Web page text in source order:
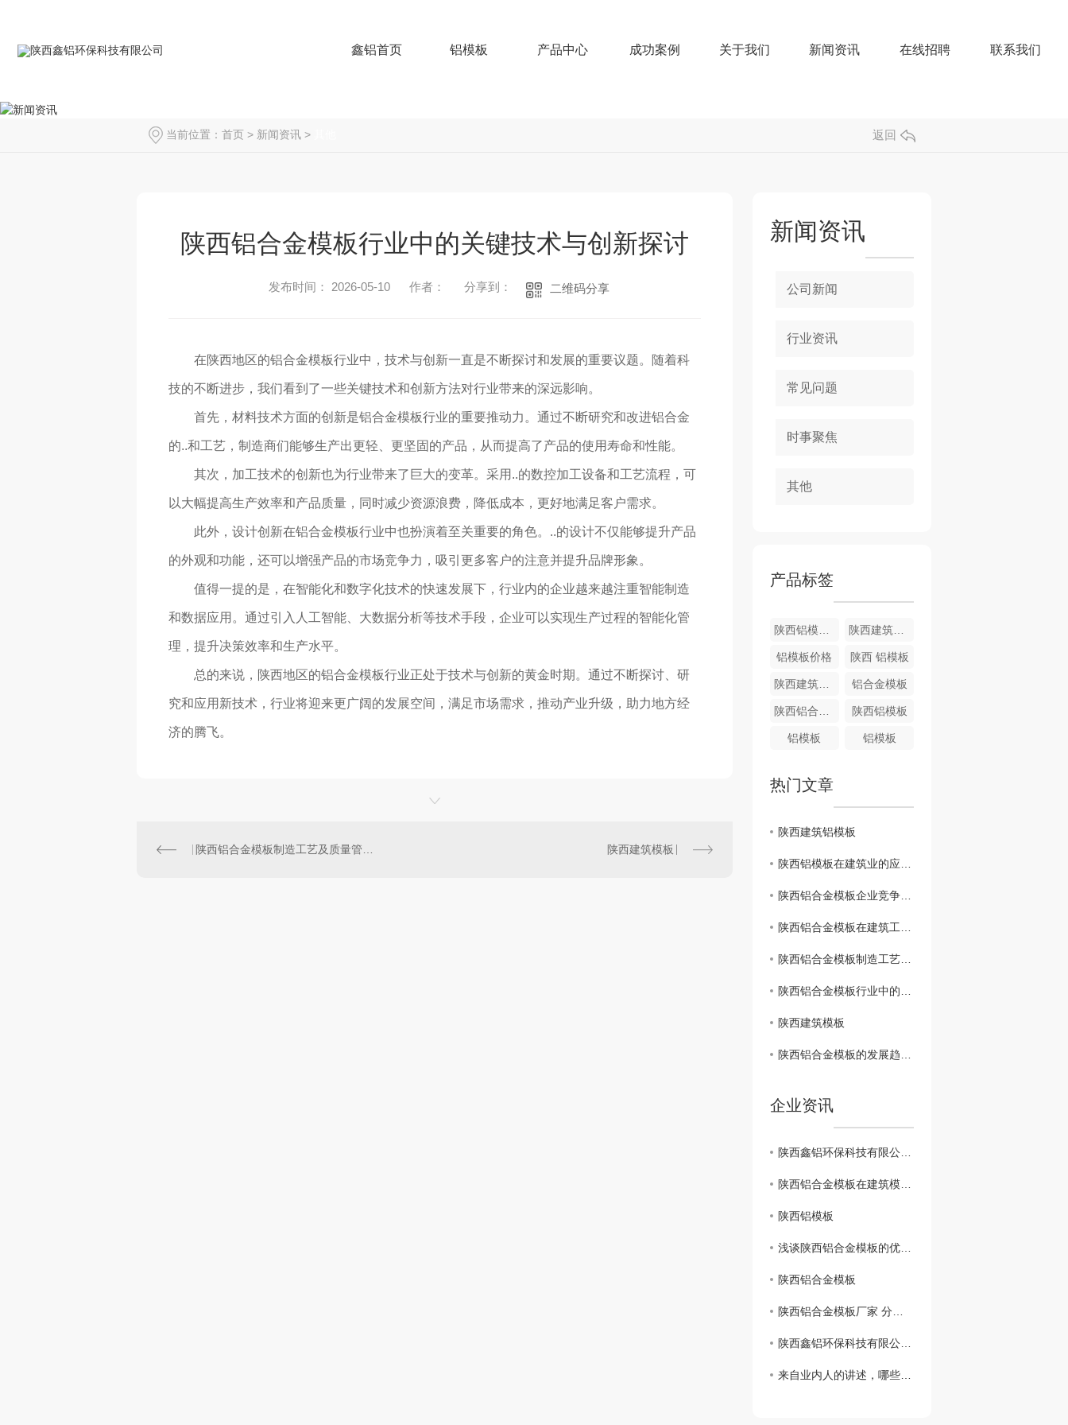
鑫铝首页 铝模板 产品中心 成功案例 关于我们 新闻资讯 在线招聘 联系我们
当前位置： 首页 > 新闻资讯 > 返回
陕西铝合金模板行业中的关键技术与创新探讨
发布时间： 2026-05-10 作者： 分享到： 二维码分享
在陕西地区的铝合金模板行业中，技术与创新一直是不断探讨和发展的重要议题。随着科
技的不断进步，我们看到了一些关键技术和创新方法对行业带来的深远影响。
首先，材料技术方面的创新是铝合金模板行业的重要推动力。通过不断研究和改进铝合金
的..和工艺，制造商们能够生产出更轻、更坚固的产品，从而提高了产品的使用寿命和性能。
其次，加工技术的创新也为行业带来了巨大的变革。采用..的数控加工设备和工艺流程，可
以大幅提高生产效率和产品质量，同时减少资源浪费，降低成本，更好地满足客户需求。
此外，设计创新在铝合金模板行业中也扮演着至关重要的角色。..的设计不仅能够提升产品
的外观和功能，还可以增强产品的市场竞争力，吸引更多客户的注意并提升品牌形象。
值得一提的是，在智能化和数字化技术的快速发展下，行业内的企业越来越注重智能制造
和数据应用。通过引入人工智能、大数据分析等技术手段，企业可以实现生产过程的智能化管
理，提升决策效率和生产水平。
总的来说，陕西地区的铝合金模板行业正处于技术与创新的黄金时期。通过不断探讨、研
究和应用新技术，行业将迎来更广阔的发展空间，满足市场需求，推动产业升级，助力地方经
济的腾飞。
陕西铝合金模板制造工艺及质量管理探究 陕西建筑模板
新闻资讯
公司新闻
行业资讯
常见问题
时事聚焦
其他
产品标签
陕西铝模板厂家 陕西建筑模板批发
铝模板价格 陕西 铝模板
陕西建筑模板 铝合金模板
陕西铝合金模板 陕西铝模板
铝模板 铝模板
热门文章
陕西建筑铝模板
陕西铝模板在建筑业的应用前景分析
陕西铝合金模板企业竞争力分析及发展策略研究
陕西铝合金模板在建筑工程中的应用案例解析
陕西铝合金模板制造工艺及质量管理探究
陕西铝合金模板行业中的关键技术与创新探讨
陕西建筑模板
陕西铝合金模板的发展趋势及市场前景预测
企业资讯
陕西鑫铝环保科技有限公司携手中旭教育开展《实施管理执行力》课程
陕西铝合金模板在建筑模板领域的应用
陕西铝模板
浅谈陕西铝合金模板的优缺点
陕西铝合金模板
陕西铝合金模板厂家 分析：哪些因素影响了价格？
陕西鑫铝环保科技有限公司-厂区环境
来自业内人的讲述，哪些数字是行业通用的铝合号？